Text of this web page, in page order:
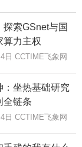
索GSnet与国
算力主权
日 CCTIME飞象网
：坐热基础研究
全链条
日 CCTIME飞象网